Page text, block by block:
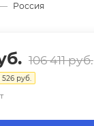
— Россия
106 411руб.
526 руб.